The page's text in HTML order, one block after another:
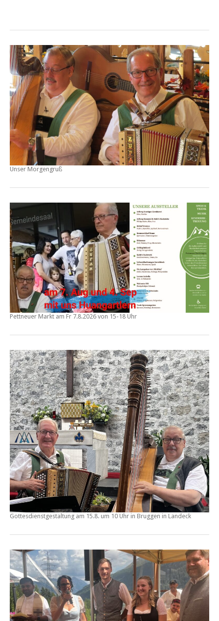
Unser Morgengruß
Pettneuer Markt am Fr 7.8.2026 von 15-18 Uhr
Gottesdienstgestaltung am 15.8. um 10 Uhr in Bruggen in Landeck